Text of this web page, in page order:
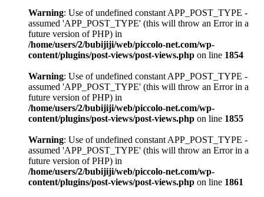
Warning: Use of undefined constant APP_POST_TYPE -
assumed 'APP_POST_TYPE' (this will throw an Error in a
future version of PHP) in
/home/users/2/bubijiji/web/piccolo-net.com/wp-
content/plugins/post-views/post-views.php on line 1854
Warning: Use of undefined constant APP_POST_TYPE -
assumed 'APP_POST_TYPE' (this will throw an Error in a
future version of PHP) in
/home/users/2/bubijiji/web/piccolo-net.com/wp-
content/plugins/post-views/post-views.php on line 1855
Warning: Use of undefined constant APP_POST_TYPE -
assumed 'APP_POST_TYPE' (this will throw an Error in a
future version of PHP) in
/home/users/2/bubijiji/web/piccolo-net.com/wp-
content/plugins/post-views/post-views.php on line 1861